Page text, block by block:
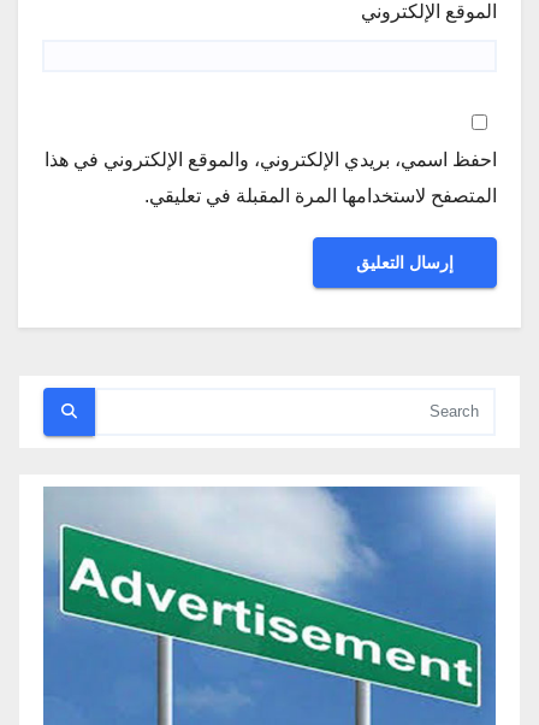
الموقع الإلكتروني
احفظ اسمي، بريدي الإلكتروني، والموقع الإلكتروني في هذا
المتصفح لاستخدامها المرة المقبلة في تعليقي.